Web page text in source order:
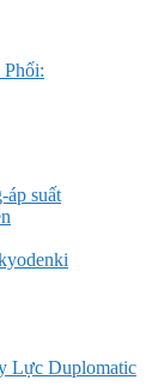
suất
Lực Duplomatic